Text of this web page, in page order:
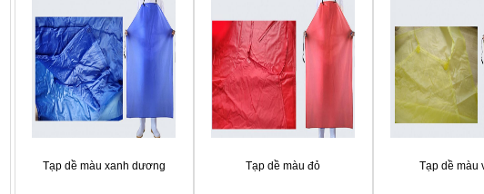
Tạp dề màu xanh dương Tạp dề màu đỏ Tạp dề màu